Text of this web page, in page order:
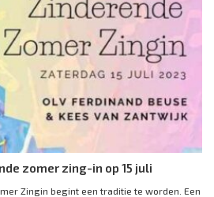
zomer zing-in op 15 juli
Zingin begint een traditie te worden. Een